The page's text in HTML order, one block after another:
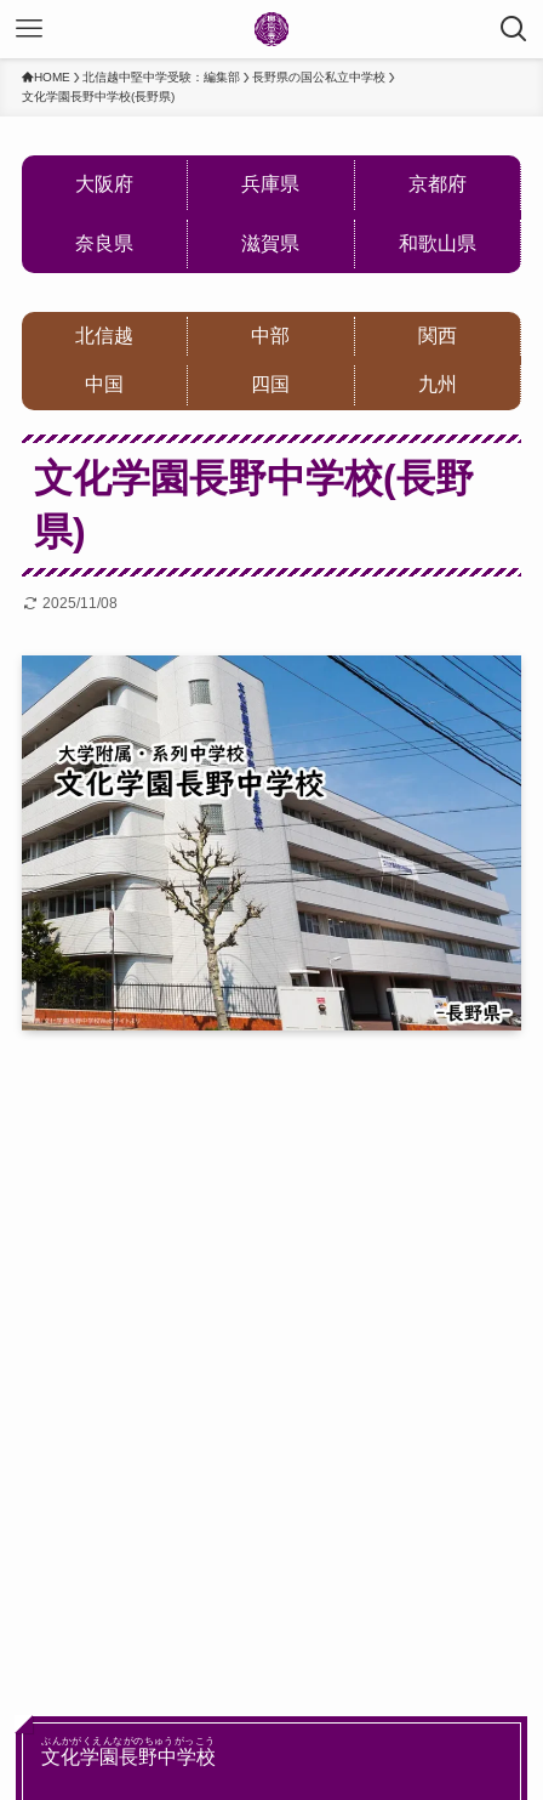
HOME 北信越中堅中学受験：編集部
長野県の国公私立中学校
文化学園長野中学校(長野県)
大阪府 兵庫県 京都府
奈良県 滋賀県 和歌山県
北信越 中部 関西
中国 四国 九州
文化学園長野中学校(長野
県)
2025/11/08
文化学園長野中学校
ぶんかがくえんながのちゅうがっこう